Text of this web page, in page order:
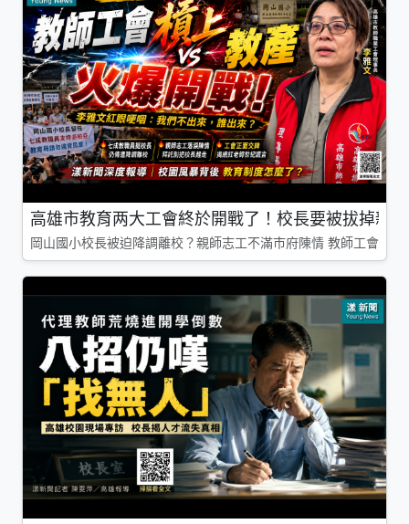
高雄市教育两大工會終於開戰了！校長要被拔掉親
岡山國小校長被迫降調離校？親師志工不滿市府陳情 教師工會槓